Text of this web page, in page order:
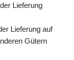
Lieferung
Lieferung auf
Gütern